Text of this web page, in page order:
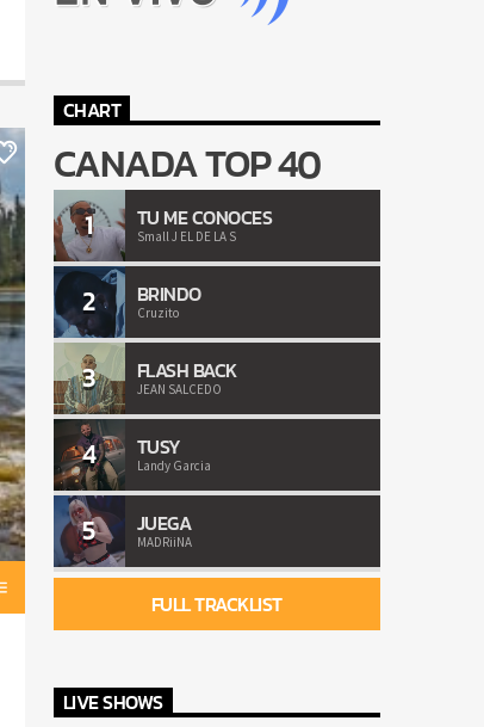
CHART
CANADA TOP 40
1 TU ME CONOCES
Small J EL DE LA S
2 BRINDO
Cruzito
3 FLASH BACK
JEAN SALCEDO
4 TUSY
Landy Garcia
5 JUEGA
MADRiiNA
FULL TRACKLIST
LIVE SHOWS